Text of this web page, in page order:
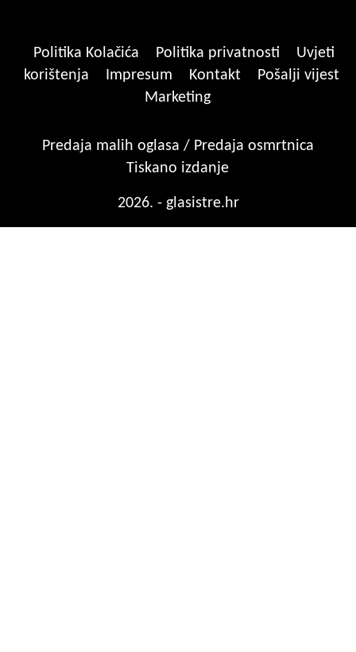
Politika Kolačića Politika privatnosti
Uvjeti
korištenja
Impresum Kontakt
Pošalji vijest
Marketing
Predaja malih oglasa / Predaja osmrtnica
Tiskano izdanje
2026. - glasistre.hr